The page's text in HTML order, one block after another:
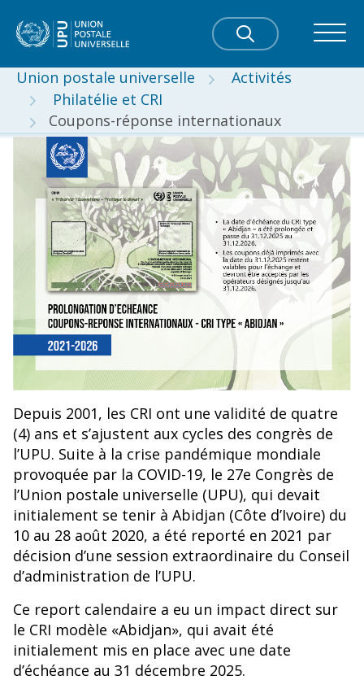
Union postale universelle
Activités
Philatélie et CRI
Coupons-réponse internationaux
Depuis 2001, les CRI ont une validité de quatre
(4) ans et s’ajustent aux cycles des congrès de
l’UPU. Suite à la crise pandémique mondiale
provoquée par la COVID-19, le 27e Congrès de
l’Union postale universelle (UPU), qui devait
initialement se tenir à Abidjan (Côte d’Ivoire) du
10 au 28 août 2020, a été reporté en 2021 par
décision d’une session extraordinaire du Conseil
d’administration de l’UPU.
Ce report calendaire a eu un impact direct sur
le CRI modèle «Abidjan», qui avait été
initialement mis en place avec une date
d’échéance au 31 décembre 2025.